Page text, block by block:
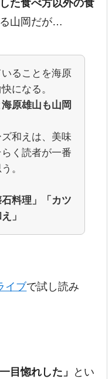
た食べ方以外の食
山岡だが…
ることを海原
になる。
原雄山も山岡
和えは、美味
く読者が一番
。
石料理」「カツ
」
イブで試し読み
目惚れした」
とい